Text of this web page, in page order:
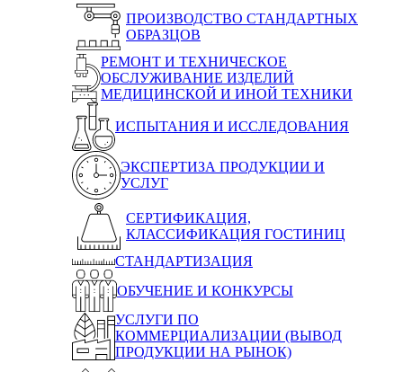
ПРОИЗВОДСТВО СТАНДАРТНЫХ
ОБРАЗЦОВ
РЕМОНТ И ТЕХНИЧЕСКОЕ
ОБСЛУЖИВАНИЕ ИЗДЕЛИЙ
МЕДИЦИНСКОЙ И ИНОЙ ТЕХНИКИ
ИСПЫТАНИЯ И ИССЛЕДОВАНИЯ
ЭКСПЕРТИЗА ПРОДУКЦИИ И
УСЛУГ
СЕРТИФИКАЦИЯ,
КЛАССИФИКАЦИЯ ГОСТИНИЦ
СТАНДАРТИЗАЦИЯ
ОБУЧЕНИЕ И КОНКУРСЫ
УСЛУГИ ПО
КОММЕРЦИАЛИЗАЦИИ (ВЫВОД
ПРОДУКЦИИ НА РЫНОК)